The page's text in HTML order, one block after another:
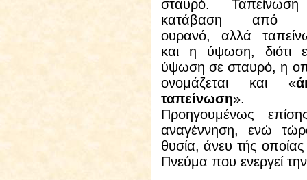
σταυρό.
κατάβαση από
ουρανό, αλλά
και η ύψωση, διότι
ύψωση σε σταυρό, η
ονομάζεται και «
ταπείνωση».
Προηγουμένως
αναγέννηση, ενώ
θυσία, άνευ τής
Πνεύμα που ενεργεί